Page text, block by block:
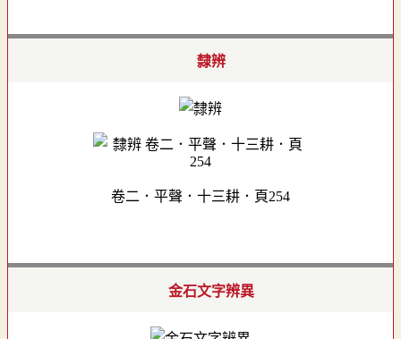
隸辨
卷二．平聲．十三耕．頁254
金石文字辨異